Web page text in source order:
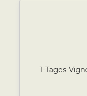
1-Tages-